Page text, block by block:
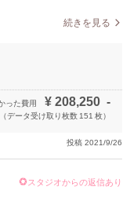
続きを見る
った費用 ¥ 208,250 -
（データ受け取り枚数 151 枚）
投稿 2021/9/26
スタジオからの返信あり